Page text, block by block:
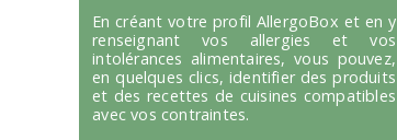
En créant votre profil AllergoBox et en y
renseignant vos allergies et vos
intolérances alimentaires, vous pouvez,
en quelques clics, identifier des produits
et des recettes de cuisines compatibles
avec vos contraintes.